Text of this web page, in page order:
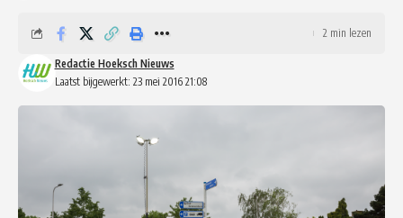
Laatst bijgewerkt: 23 mei 2016 21:08
Redactie Hoeksch Nieuws
2 min lezen